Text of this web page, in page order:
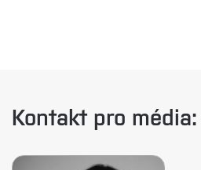
Kontakt pro média: